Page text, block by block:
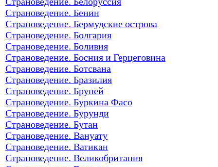
Страноведение. Бенин
Страноведение. Бермудские острова
Страноведение. Болгария
Страноведение. Боливия
Страноведение. Босния и Герцеговина
Страноведение. Ботсвана
Страноведение. Бразилия
Страноведение. Бруней
Страноведение. Буркина Фасо
Страноведение. Бурунди
Страноведение. Бутан
Страноведение. Вануату
Страноведение. Ватикан
Страноведение. Великобритания